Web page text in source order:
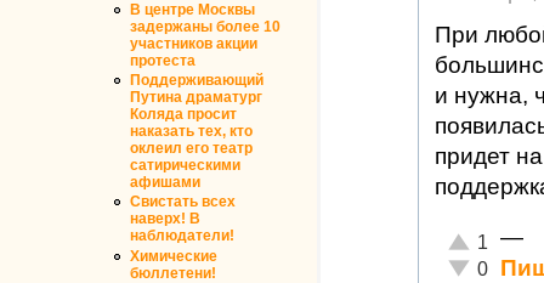
В центре Москвы
задержаны более 10
участников акции
протеста
Поддерживающий
Путина драматург
Коляда просит
наказать тех, кто
оклеил его театр
сатирическими
афишами
Свистать всех
наверх! В
наблюдатели!
Химические
бюллетени!
При
и нужна,
придет
Отлично!
1
0
—